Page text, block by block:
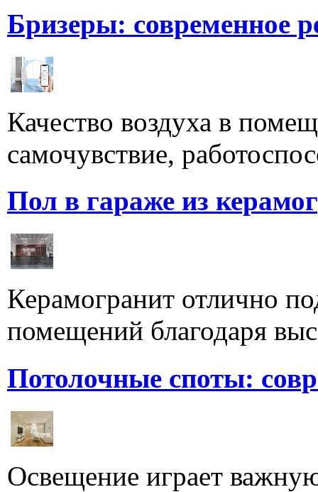
Бризеры: современное
Качество воздуха в
самочувствие,
Пол в гараже из
Керамогранит отлично
помещений благодаря
Потолочные споты:
Освещение играет